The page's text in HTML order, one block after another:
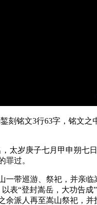
铭文3行63字，铭文之
岁庚子七月甲申朔七
罪过。
带巡游、祭祀，并亲临
表“登封嵩岳，大功告
派人再至嵩山祭祀，并